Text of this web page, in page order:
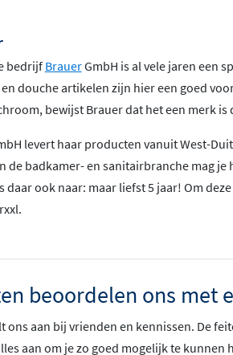
bedrijf BrauerGmbH is al vele jaren een
douche artikelen zijn hier een goed
bewijst Brauer dat het een merk
levert haar producten vanuit West-
de badkamer- en sanitairbranche mag
daar ook naar: maar liefst 5 jaar! Om
beoordelen ons met
ons aan bij vrienden en kennissen. De
aan om je zo goed mogelijk te kunnen